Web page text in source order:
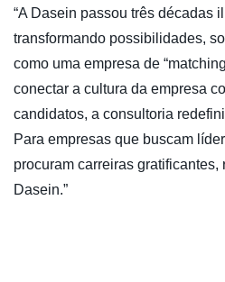
“A Dasein passou três décadas
transformando possibilidades,
como uma empresa de
conectar a cultura da empresa
candidatos, a consultoria
Para empresas que buscam
procuram carreiras gratificantes,
Dasein.”